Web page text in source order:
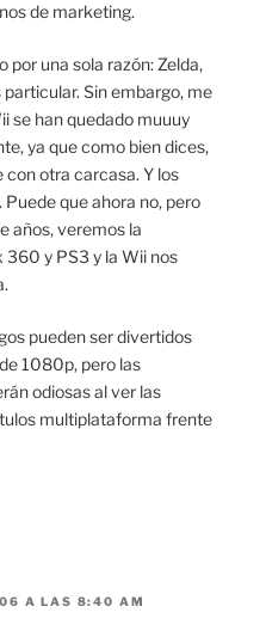
de marketing.
por una sola razón: Zelda,
Sin embargo, me
se han quedado muuuy
ya que como bien dices,
con otra carcasa. Y los
que ahora no, pero
años, veremos la
360 y PS3 y la Wii nos
pueden ser divertidos
1080p, pero las
odiosas al ver las
multiplataforma frente
A LAS 8:40 AM